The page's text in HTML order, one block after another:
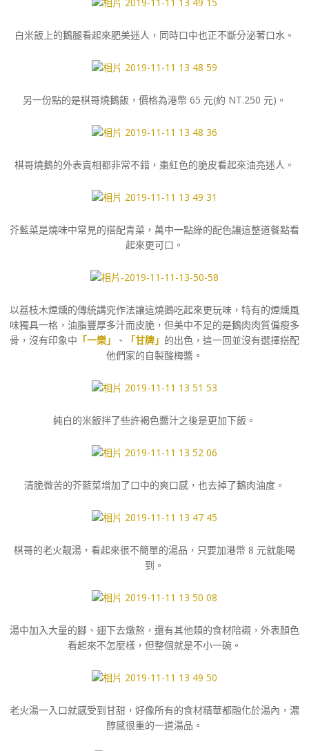
白米飯上的鵝腿看起來肥美迷人，同時口中也正不斷分泌著口水。
另一份點的是棋哥燒鵝飯，價格為港幣 65 元(約 NT.250 元)。
棋哥燒鵝的外表賣相都非常不錯，棗紅色的脆皮看起來油亮迷人。
芥藍菜是燒味中常見的搭配青菜，萬中一點綠的配色讓這整道餐點看
起來更可口。
以荔枝木煙燻的傳統講究作法讓這燒鵝吃起來更玩味，特有的煙燻風
味獨具一格，油脂豐厚多汁而皮脆，但美中不足的是鵝肉肉質偏瘦多
骨，沒有印象中 「一樂」 、 「甘牌」 的出色，這一回並沒有選擇搭配
他們家的自製酸梅醬。
純白的米飯拌了些許褐色醬汁之後是更加下飯。
清脆微苦的芥藍菜增加了口中的爽口感，也去掉了鵝肉油度。
棋哥的老火靓湯，看起來很不簡單的湯品，只要加港幣 8 元就能喝
到。
湯中加入大量的腳、翅下去燉熬，還有其他類的食材陪襯，外表顏色
看起來不怎麼樣，但整個就是不小一碗。
老火湯一入口就感受到甘甜，好像所有的食材精華都融化於湯內，濃
醇感很重的一道湯品。